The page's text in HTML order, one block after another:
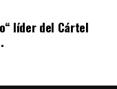
líder del Cártel